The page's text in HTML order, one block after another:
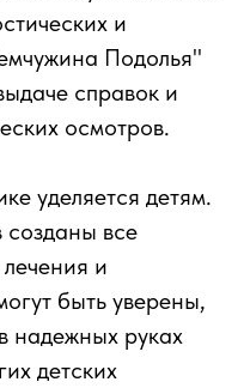
и
Подолья"
справок и
осмотров.
уделяется детям.
созданы все
и
быть уверены,
надежных руках
детских